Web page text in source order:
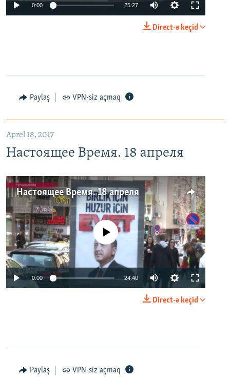
0:00 25:27
Direct-ə keçid
Paylaş VPN-siz açmaq
Aprel 18, 2017
Настоящее Время. 18 апреля
Настоящее Время. 18 апреля
No media source currently available
0:00 24:40
Direct-ə keçid
Paylaş VPN-siz açmaq